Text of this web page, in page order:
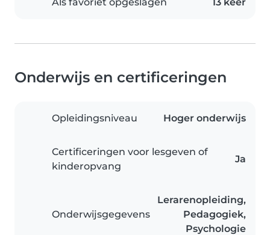
Onderwijs en certificeringen
Opleidingsniveau Hoger onderwijs
Certificeringen voor lesgeven of
kinderopvang
Ja
Onderwijsgegevens
Lerarenopleiding,
Pedagogiek,
Psychologie